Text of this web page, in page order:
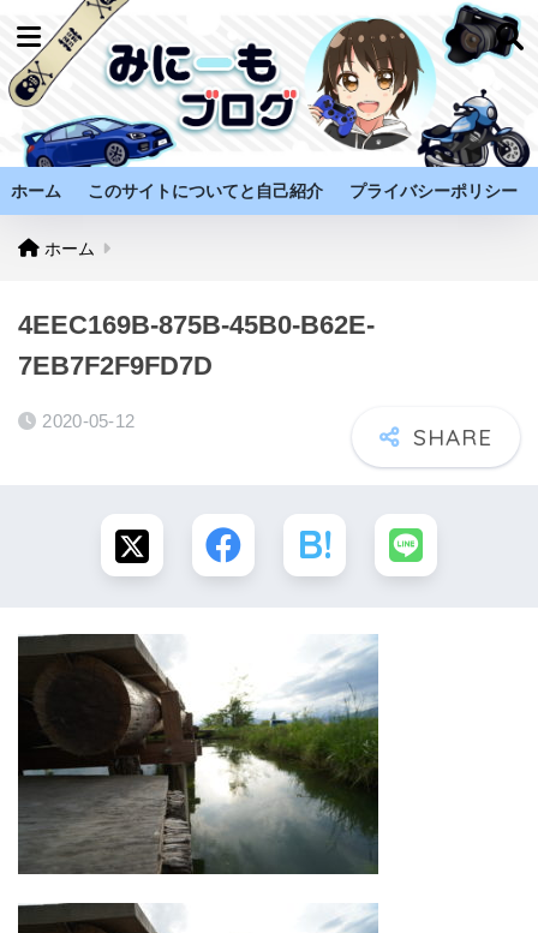
ホーム このサイトについてと自己紹介 プライバシーポリシー
ホーム
4EEC169B-875B-45B0-B62E-
7EB7F2F9FD7D
2020-05-12